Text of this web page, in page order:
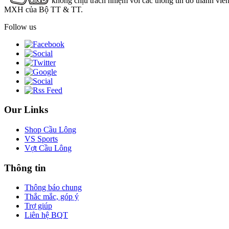
MXH của Bộ TT & TT.
Follow us
Our Links
Shop Cầu Lông
VS Sports
Vợt Cầu Lông
Thông tin
Thông báo chung
Thắc mắc, góp ý
Trợ giúp
Liên hệ BQT